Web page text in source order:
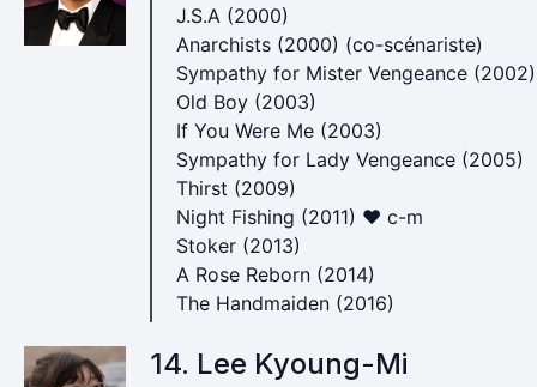
J.S.A (2000)
Anarchists (2000) (co-scénariste)
Sympathy for Mister Vengeance (2002)
Old Boy (2003)
If You Were Me (2003)
Sympathy for Lady Vengeance (2005)
Thirst (2009)
Night Fishing (2011) ♥ c-m
Stoker (2013)
A Rose Reborn (2014)
The Handmaiden (2016)
14. Lee Kyoung-Mi